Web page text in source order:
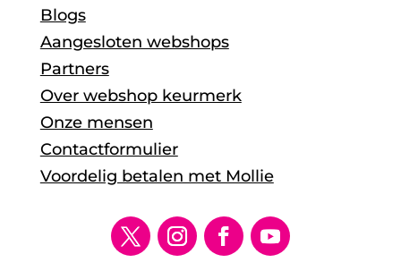
Blogs
Aangesloten webshops
Partners
Over webshop keurmerk
Onze mensen
Contactformulier
Voordelig betalen met Mollie